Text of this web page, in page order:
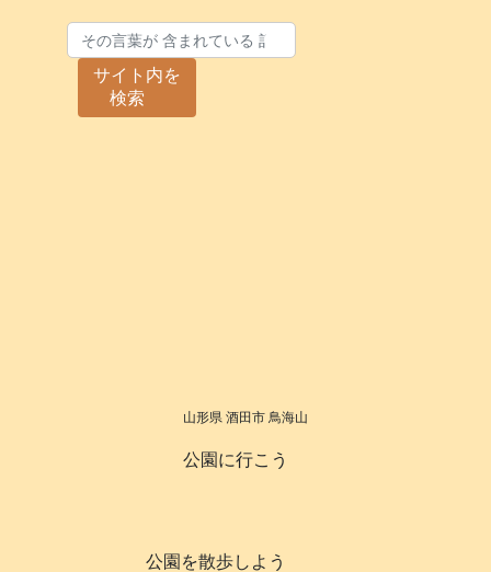
サイト内を
検索
山形県 酒田市 鳥海山
公園に行こう
公園を散歩しよう